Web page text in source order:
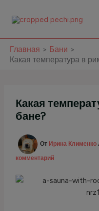
Главная
Бани
Какая температура в
Какая
бане?
От Ирина Клименко
комментарий